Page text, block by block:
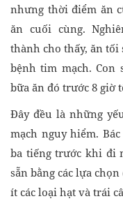
nhưng thời điểm ăn
ăn cuối cùng.
thành cho thấy, ăn tối
bệnh tim mạch. Con
bữa ăn đó trước 8 giờ
Đây đều là những
mạch nguy hiểm.
ba tiếng trước khi đi
sẵn bằng các lựa
ít các loại hạt và trái